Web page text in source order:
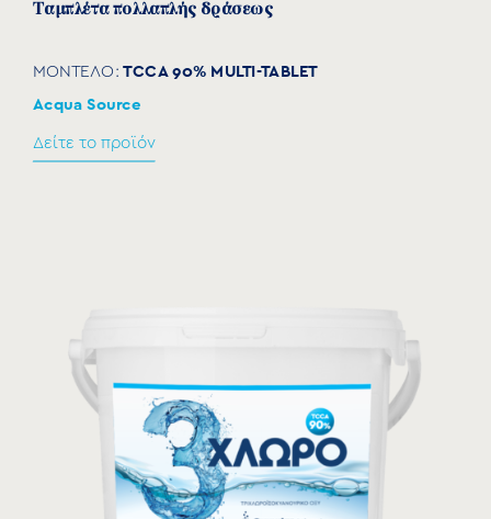
Ταμπλέτα πολλαπλής δράσεως
ΜΟΝΤΕΛΟ:TCCA 90% MULTI-TABLET
Acqua Source
Δείτε το προϊόν